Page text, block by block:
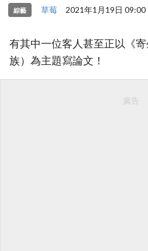
綜藝 草莓 2021年1月19日 09:00
有其中一位客人甚至正以《
族）為主題寫論文！
廣告